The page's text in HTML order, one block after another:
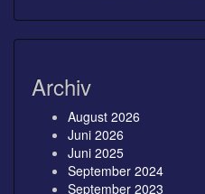
Archiv
August 2026
Juni 2026
Juni 2025
September 2024
September 2023